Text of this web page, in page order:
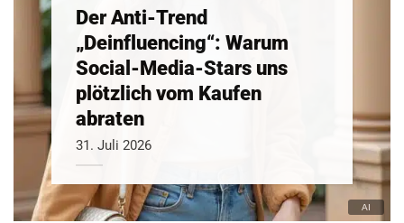
Der Anti-Trend
„Deinfluencing“: Warum
Social-Media-Stars uns
plötzlich vom Kaufen
abraten
31. Juli 2026